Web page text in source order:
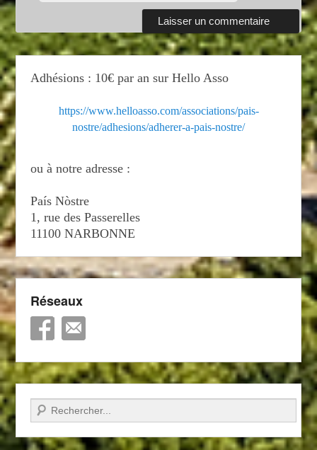
Adhésions : 10€ par an sur Hello Asso
https://www.helloasso.com/associations/pais-
nostre/adhesions/adherer-a-pais-nostre/
ou à notre adresse :
País Nòstre
1, rue des Passerelles
11100 NARBONNE
Réseaux
Recherche